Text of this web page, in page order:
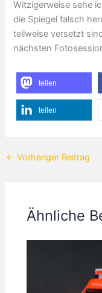
Witzigerweise sehe
die Spiegel falsch
teilweise versetzt
nächsten
teilen
teilen
← Vorheriger Beitrag
Ähnliche